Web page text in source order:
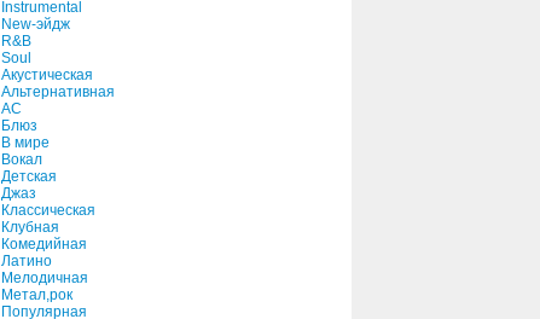
Instrumental
New-эйдж
R&B
Soul
Акустическая
Альтернативная
АС
Блюз
В мире
Вокал
Детская
Джаз
Классическая
Клубная
Комедийная
Латино
Мелодичная
Метал,рок
Популярная